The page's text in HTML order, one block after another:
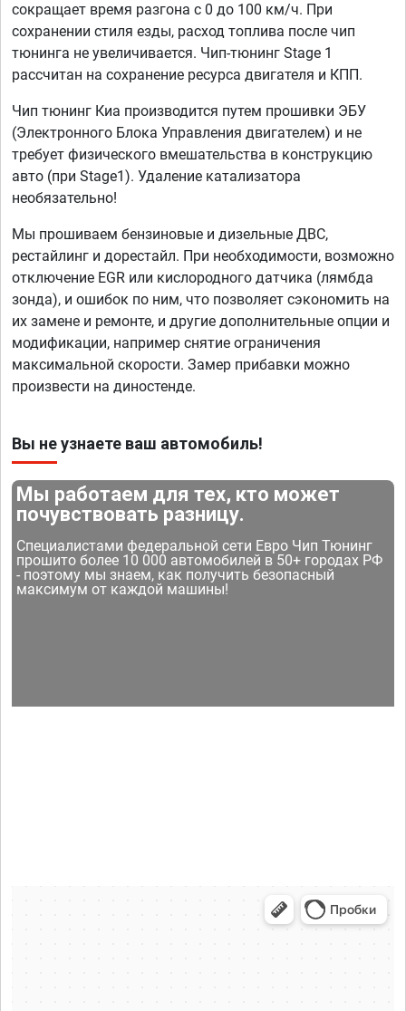
сокращает время разгона с 0 до 100 км/ч. При
сохранении стиля езды, расход топлива после чип
тюнинга не увеличивается. Чип-тюнинг Stage 1
рассчитан на сохранение ресурса двигателя и КПП.
Чип тюнинг Киа производится путем прошивки ЭБУ
(Электронного Блока Управления двигателем) и не
требует физического вмешательства в конструкцию
авто (при Stage1). Удаление катализатора
необязательно!
Мы прошиваем бензиновые и дизельные ДВС,
рестайлинг и дорестайл. При необходимости, возможно
отключение EGR или кислородного датчика (лямбда
зонда), и ошибок по ним, что позволяет сэкономить на
их замене и ремонте, и другие дополнительные опции и
модификации, например снятие ограничения
максимальной скорости. Замер прибавки можно
произвести на диностенде.
Вы не узнаете ваш автомобиль!
Мы работаем для тех, кто может
почувствовать разницу.
Специалистами федеральной сети Евро Чип Тюнинг
прошито более 10 000 автомобилей в 50+ городах РФ
- поэтому мы знаем, как получить безопасный
максимум от каждой машины!